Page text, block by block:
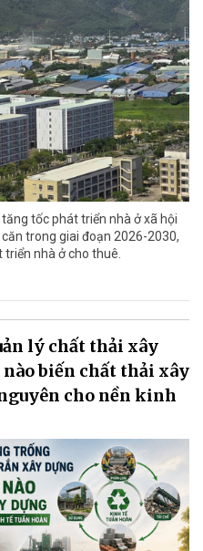
tốc phát triển nhà ở xã hội
trong giai đoạn 2026-2030,
nhà ở cho thuê.
lý chất thải xây
biến chất thải xây
cho nền kinh